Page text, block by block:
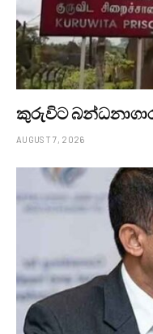
කුරුවිට
AUGUST 7, 2026